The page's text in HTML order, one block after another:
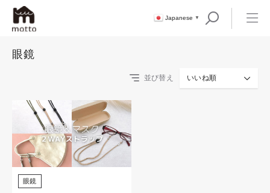
Japanese ▼
眼鏡
並び替え いいね順
眼鏡